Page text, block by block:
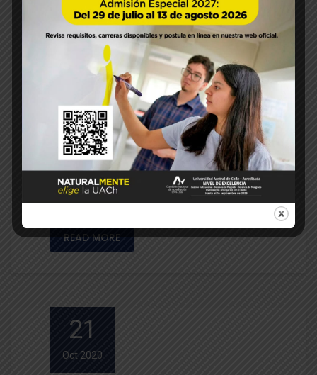
Artículo de opinión: Protegien
do al suelo
Escrito por: Christian Stange, Universidad
de Göttingen y Universidad de Kassel,
Alemania Dr. Alexander Neaman, Instituto
de Ingeniería Agraria y Suelos, Facultad de
Ciencias Agrarias y Alimentarias,
Universidad Austral de Chile Le invitamos a
evaluar cuánto sabe sobre el suelo y cuál
es su actitud hacia este recurso,
respondiendo a las preguntas en las
pizarras. …
READ MORE
21
Oct 2020